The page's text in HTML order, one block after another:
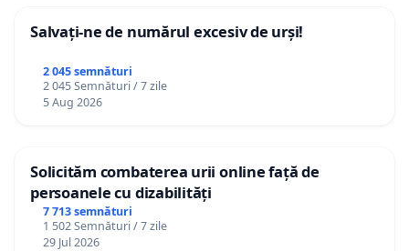
Salvați-ne de numărul excesiv de urși!
2 045 semnături
2 045 Semnături / 7 zile
5 Aug 2026
Solicităm combaterea urii online față de
persoanele cu dizabilități
7 713 semnături
1 502 Semnături / 7 zile
29 Jul 2026